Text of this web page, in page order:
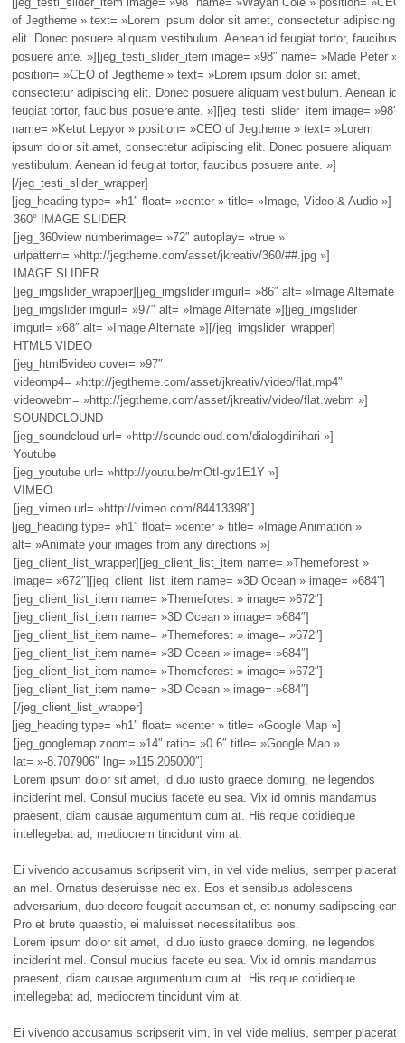
of Jegtheme » text= »Lorem ipsum dolor sit amet, consectetur adipiscing
elit. Donec posuere aliquam vestibulum. Aenean id feugiat tortor, faucibus
posuere ante. »][jeg_testi_slider_item image= »98″ name= »Made Peter »
position= »CEO of Jegtheme » text= »Lorem ipsum dolor sit amet,
consectetur adipiscing elit. Donec posuere aliquam vestibulum. Aenean id
feugiat tortor, faucibus posuere ante. »][jeg_testi_slider_item image= »98″
name= »Ketut Lepyor » position= »CEO of Jegtheme » text= »Lorem
ipsum dolor sit amet, consectetur adipiscing elit. Donec posuere aliquam
vestibulum. Aenean id feugiat tortor, faucibus posuere ante. »]
[/jeg_testi_slider_wrapper]
[jeg_heading type= »h1″ float= »center » title= »Image, Video & Audio »]
360° IMAGE SLIDER
[jeg_360view numberimage= »72″ autoplay= »true »
urlpattern= »http://jegtheme.com/asset/jkreativ/360/##.jpg »]
IMAGE SLIDER
[jeg_imgslider_wrapper][jeg_imgslider imgurl= »86″ alt= »Image Alternate
[jeg_imgslider imgurl= »97″ alt= »Image Alternate »][jeg_imgslider
imgurl= »68″ alt= »Image Alternate »][/jeg_imgslider_wrapper]
HTML5 VIDEO
[jeg_html5video cover= »97″
videomp4= »http://jegtheme.com/asset/jkreativ/video/flat.mp4″
videowebm= »http://jegtheme.com/asset/jkreativ/video/flat.webm »]
SOUNDCLOUND
[jeg_soundcloud url= »http://soundcloud.com/dialogdinihari »]
Youtube
[jeg_youtube url= »http://youtu.be/mOtI-gv1E1Y »]
VIMEO
[jeg_vimeo url= »http://vimeo.com/84413398″]
[jeg_heading type= »h1″ float= »center » title= »Image Animation »
alt= »Animate your images from any directions »]
[jeg_client_list_wrapper][jeg_client_list_item name= »Themeforest »
image= »672″][jeg_client_list_item name= »3D Ocean » image= »684″]
[jeg_client_list_item name= »Themeforest » image= »672″]
[jeg_client_list_item name= »3D Ocean » image= »684″]
[jeg_client_list_item name= »Themeforest » image= »672″]
[jeg_client_list_item name= »3D Ocean » image= »684″]
[jeg_client_list_item name= »Themeforest » image= »672″]
[jeg_client_list_item name= »3D Ocean » image= »684″]
[/jeg_client_list_wrapper]
[jeg_heading type= »h1″ float= »center » title= »Google Map »]
[jeg_googlemap zoom= »14″ ratio= »0.6″ title= »Google Map »
lat= »-8.707906″ lng= »115.205000″]
Lorem ipsum dolor sit amet, id duo iusto graece doming, ne legendos
inciderint mel. Consul mucius facete eu sea. Vix id omnis mandamus
praesent, diam causae argumentum cum at. His reque cotidieque
intellegebat ad, mediocrem tincidunt vim at.
Ei vivendo accusamus scripserit vim, in vel vide melius, semper placerat
an mel. Ornatus deseruisse nec ex. Eos et sensibus adolescens
adversarium, duo decore feugait accumsan et, et nonumy sadipscing eam.
Pro et brute quaestio, ei maluisset necessitatibus eos.
Lorem ipsum dolor sit amet, id duo iusto graece doming, ne legendos
inciderint mel. Consul mucius facete eu sea. Vix id omnis mandamus
praesent, diam causae argumentum cum at. His reque cotidieque
intellegebat ad, mediocrem tincidunt vim at.
Ei vivendo accusamus scripserit vim, in vel vide melius, semper placerat